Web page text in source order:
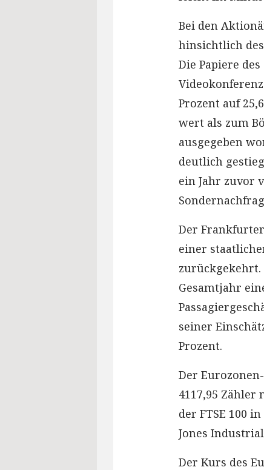
Bei den
hinsichtlich
Die Papiere
Prozent auf
wert als zum
ausgegeben
deutlich
ein Jahr zuvor
Der
einer
zurückgekehrt.
Gesamtjahr
seiner
Prozent.
Der
4117,95 Zähler
der FTSE 100
Jones
Der Kurs des